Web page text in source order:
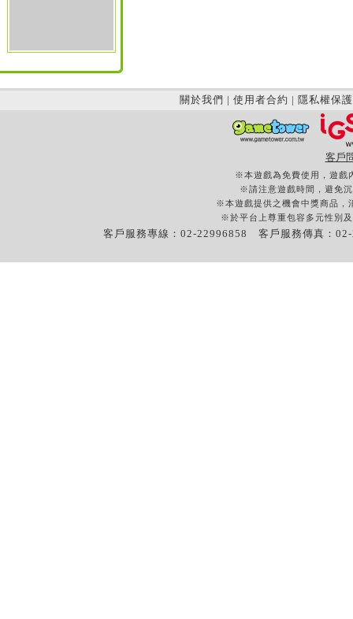
關於我們 | 使用者合約 | 隱私權保護
客戶
※本遊戲為免費使用，遊戲
※請注意遊戲時間，避免
※本遊戲提供之機會中獎商品，
※於平台上尊重包容多元性別
客戶服務專線：02-22996858 客戶服務傳真：